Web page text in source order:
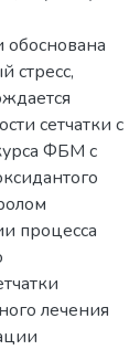
стресс,
сетчатки с
ФБМ с
процесса
лечения